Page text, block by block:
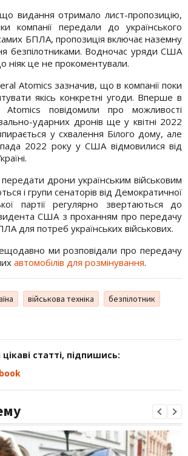
видання отримало лист-пропозицію,
компанії передали до українського
БПЛА, пропозиція включає наземну
безпілотниками. Водночас уряди США
ніяк це не прокоментували.
Atomics зазначив, що в компанії поки
якісь конкретні угоди. Вперше в
Atomics повідомили про можливості
ударних дронів ще у квітні 2022
у схвалення Білого дому, але
2022 року у США відмовилися від
дрони українським військовим
і групи сенаторів від Демократичної
партії регулярно звертаються до
США з проханням про передачу
для потреб українських військових.
ми розповідали про передачу
автомобілів для розмінування.
військова техніка
безпілотник
статті, підпишись: